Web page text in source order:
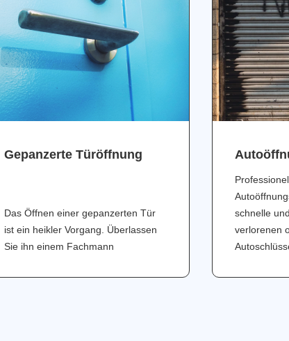
Gepanzerte Türöffnung
Das Öffnen einer gepanzerten Tür
ist ein heikler Vorgang. Überlassen
Sie ihn einem Fachmann
schnelle
verlorenen